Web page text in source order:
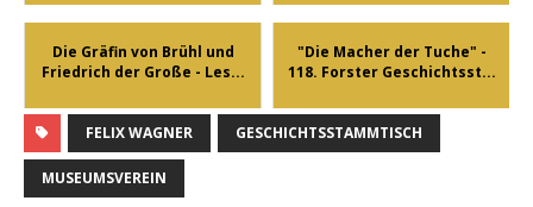
Die Gräfin von Brühl und
Friedrich der Große - Les...
"Die Macher der Tuche" -
118. Forster Geschichtsst...
FELIX WAGNER GESCHICHTSSTAMMTISCH
MUSEUMSVEREIN